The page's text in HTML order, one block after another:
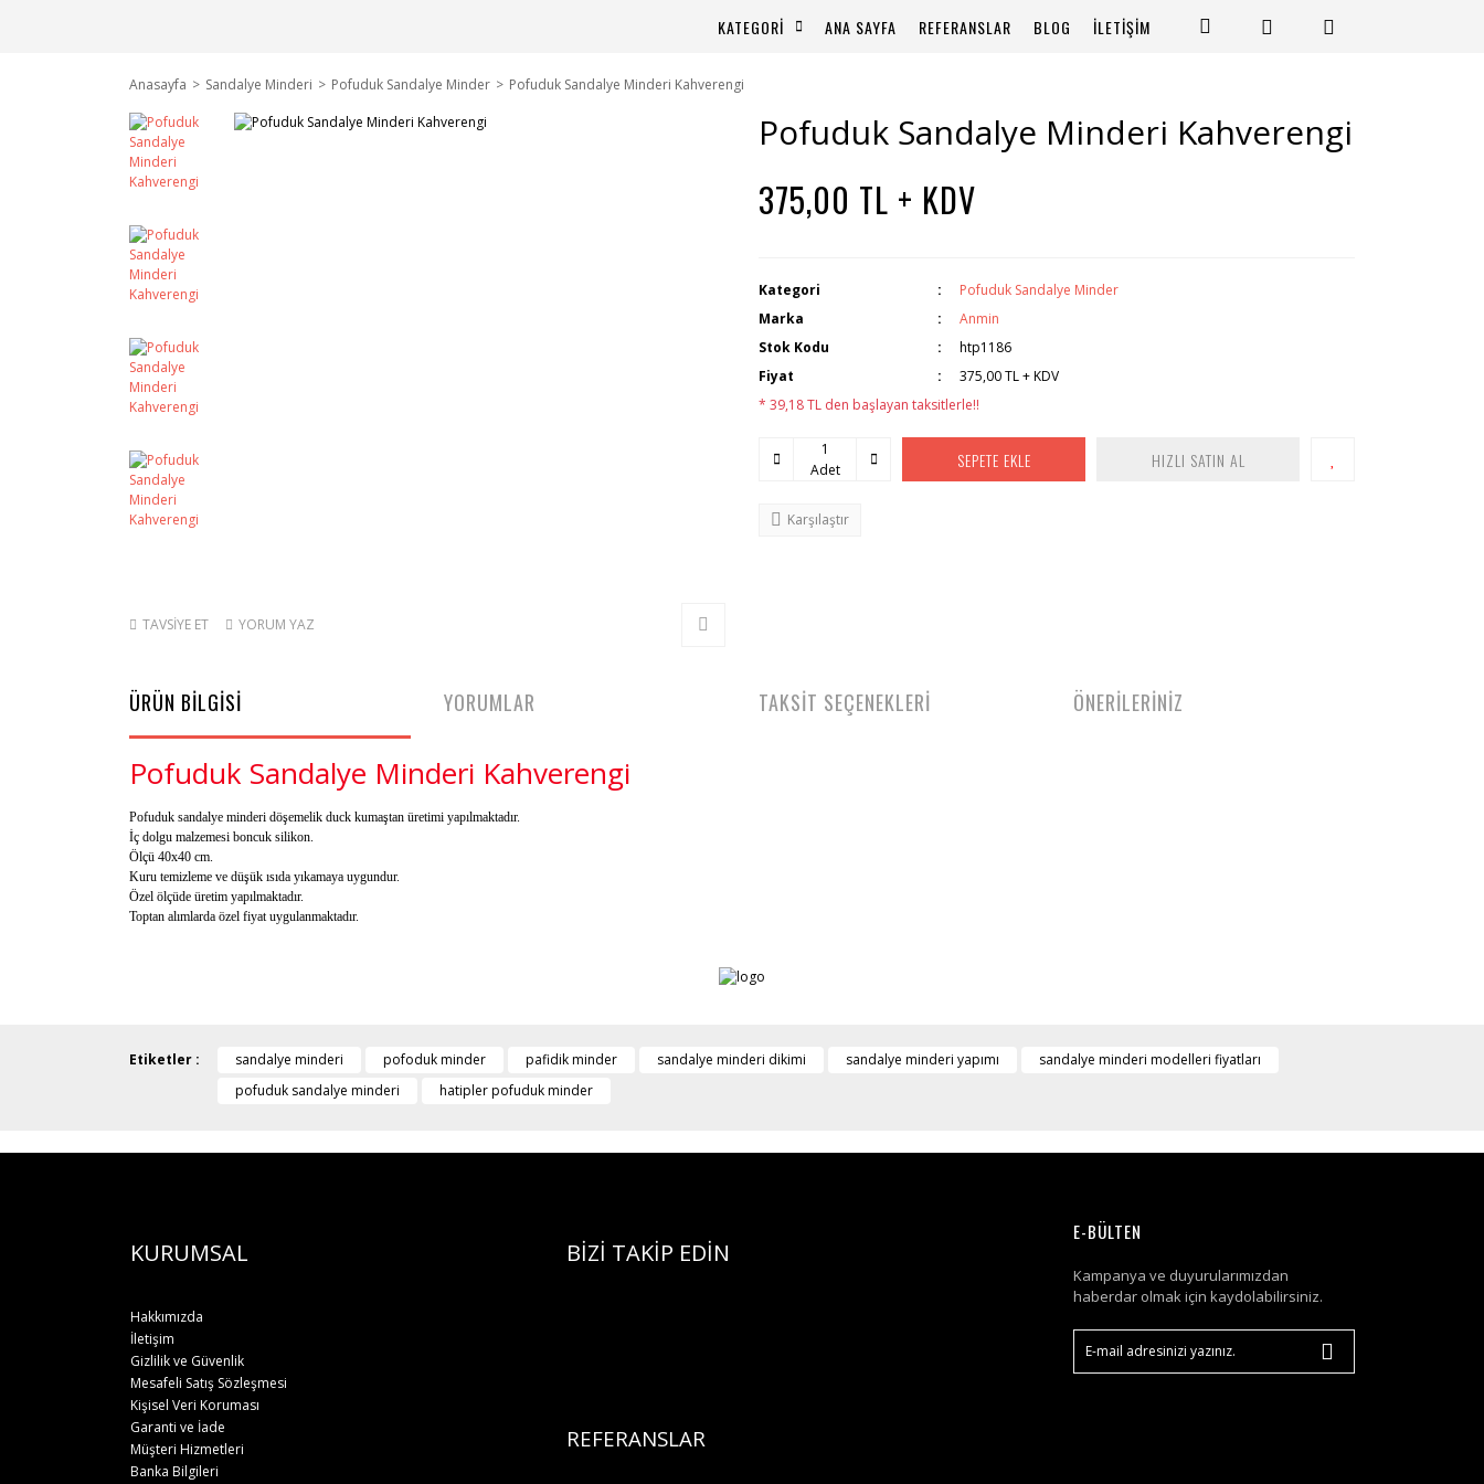
KATEGORİ ANA SAYFA REFERANSLAR BLOG İLETİŞİM
Anasayfa Sandalye Minderi Pofuduk Sandalye Minder Pofuduk Sandalye Minderi Kahverengi
TAVSİYE ET YORUM YAZ
Pofuduk Sandalye Minderi Kahverengi
375,00 TL + KDV
Kategori
Pofuduk Sandalye Minder
Marka
Anmin
Stok Kodu
htp1186
Fiyat
375,00 TL + KDV
* 39,18 TL den başlayan taksitlerle!!
Adet SEPETE EKLE HIZLI SATIN AL
Karşılaştır
ÜRÜN BİLGİSİ
Pofuduk Sandalye Minderi Kahverengi
Pofuduk sandalye minderi döşemelik duck kumaştan üretimi yapılmaktadır.
İç dolgu malzemesi boncuk silikon.
Ölçü 40x40 cm.
Kuru temizleme ve düşük ısıda yıkamaya uygundur.
Özel ölçüde üretim yapılmaktadır.
Toptan alımlarda özel fiyat uygulanmaktadır.
YORUMLAR TAKSİT SEÇENEKLERİ ÖNERİLERİNİZ
Etiketler : sandalye minderi pofoduk minder pafidik minder sandalye minderi dikimi sandalye minderi yapımı
sandalye minderi modelleri fiyatları
pofuduk sandalye minderi
hatipler pofuduk minder
KURUMSAL BİZİ TAKİP EDİN
Hakkımızda
İletişim
Gizlilik ve Güvenlik
Mesafeli Satış Sözleşmesi
Kişisel Veri Koruması
REFERANSLAR
Garanti ve İade
Müşteri Hizmetleri
Banka Bilgileri
E-BÜLTEN
Kampanya ve duyurularımızdan
haberdar olmak için kaydolabilirsiniz.